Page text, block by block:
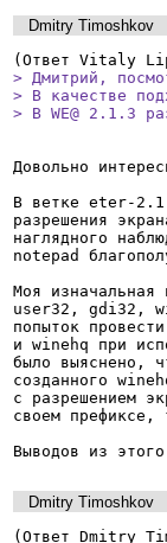
Dmitry Timoshkov
> Дмитрий,
> В качестве
> В WE@ 2.1.3
Довольно
В ветке eter-2.1
разрешения
наглядного
notepad
Моя
user32, gdi32,
попыток
и winehq при
было выяснено,
созданного
с разрешением
своем
Выводов из
Dmitry Timoshkov